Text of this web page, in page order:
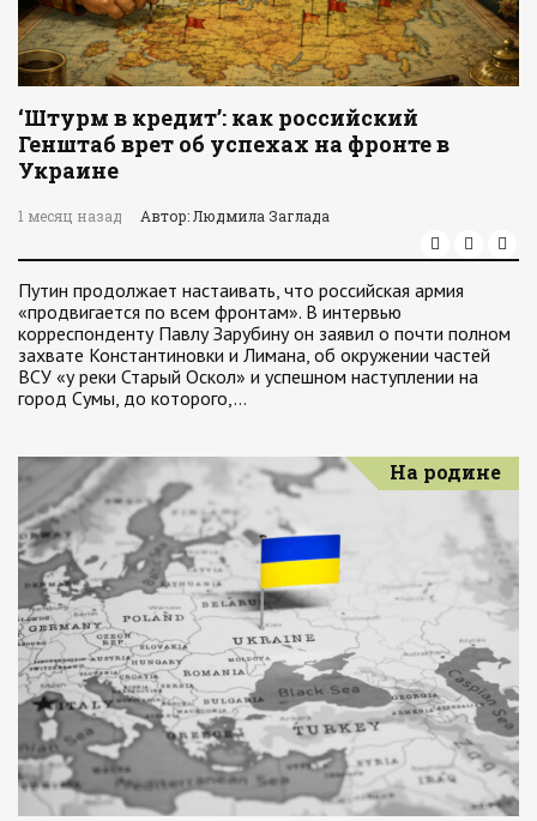
‘Штурм в кредит’: как российский
Генштаб врет об успехах на фронте в
Украине
1 месяц назад Автор: Людмила Заглада
Путин продолжает настаивать, что российская армия
«продвигается по всем фронтам». В интервью
корреспонденту Павлу Зарубину он заявил о почти полном
захвате Константиновки и Лимана, об окружении частей
ВСУ «у реки Старый Оскол» и успешном наступлении на
город Сумы, до которого,…
На родине